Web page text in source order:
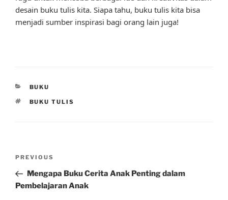
desain buku tulis kita. Siapa tahu, buku tulis kita bisa
menjadi sumber inspirasi bagi orang lain juga!
CATEGORIES
BUKU
TAGS
BUKU TULIS
Previous
Post
PREVIOUS
Mengapa Buku Cerita Anak Penting dalam
Pembelajaran Anak